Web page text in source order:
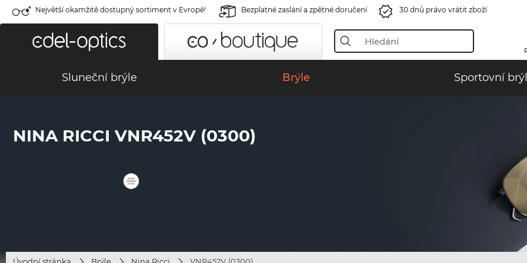
Největší okamžitě dostupný sortiment v Evropě! Bezplatné zaslání a zpětné doručení 30 dnů právo vrátit zboží
Sluneční brýle Brýle Sportovní
NINA RICCI VNR452V (0300)